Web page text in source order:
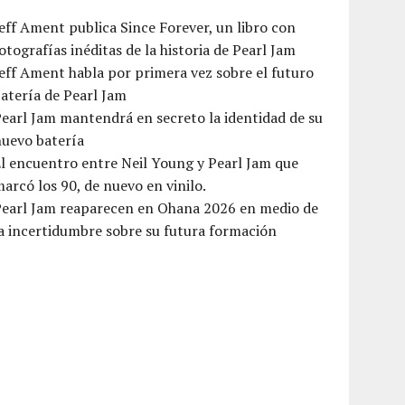
Ament publica Since Forever, un libro con
inéditas de la historia de Pearl Jam
Ament habla por primera vez sobre el futuro
de Pearl Jam
Jam mantendrá en secreto la identidad de su
batería
encuentro entre Neil Young y Pearl Jam que
los 90, de nuevo en vinilo.
Jam reaparecen en Ohana 2026 en medio de
incertidumbre sobre su futura formación